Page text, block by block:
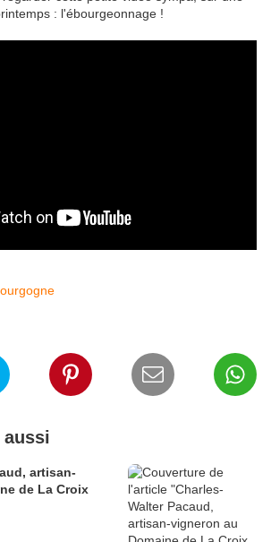
: l'ébourgeonnage !
aussi
artisan-
de La Croix